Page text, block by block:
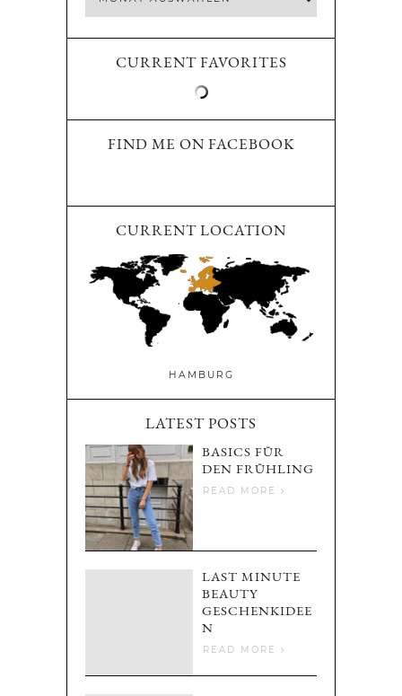
CURRENT FAVORITES
FIND ME ON FACEBOOK
CURRENT LOCATION
HAMBURG
LATEST POSTS
BASICS FÜR
DEN FRÜHLING
READ MORE
LAST MINUTE
BEAUTY
GESCHENKIDEE
N
READ MORE